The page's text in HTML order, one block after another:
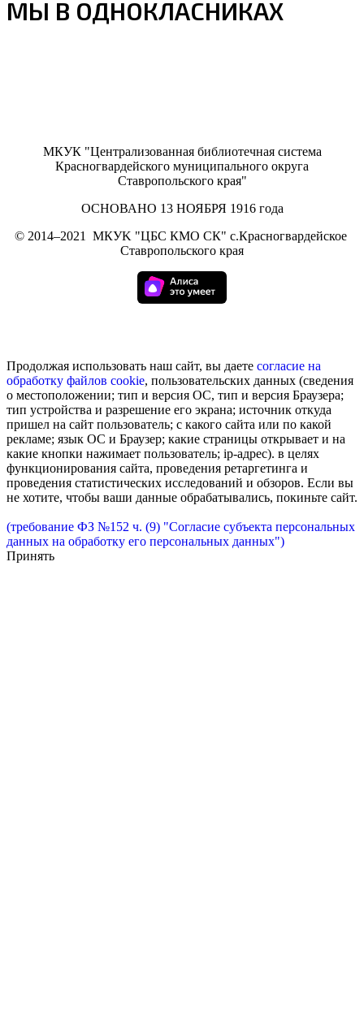
МЫ В ОДНОКЛАСНИКАХ
МКУК "Централизованная библиотечная система
Красногвардейского муниципального округа
Ставропольского края"
ОСНОВАНО 13 НОЯБРЯ 1916 года
© 2014–2021
МКУK "ЦБС КМО СК" с.Красногвардейское
Ставропольского края
Продолжая использовать наш сайт, вы даете согласие на
обработку файлов cookie, пользовательских данных (сведения
о местоположении; тип и версия ОС, тип и версия Браузера;
тип устройства и разрешение его экрана; источник откуда
пришел на сайт пользователь; с какого сайта или по какой
рекламе; язык ОС и Браузер; какие страницы открывает и на
какие кнопки нажимает пользователь; ip-адрес). в целях
функционирования сайта, проведения ретаргетинга и
проведения статистических исследований и обзоров. Если вы
не хотите, чтобы ваши данные обрабатывались, покиньте сайт.
(требование ФЗ №152 ч. (9) "Согласие субъекта персональных
данных на обработку его персональных данных")
Принять